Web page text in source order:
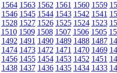
1564 1563 1562 1561 1560 1559
1546 1545 1544 1543 1542 1541
1528 1527 1526 1525 1524 1523
1510 1509 1508 1507 1506 1505
1492 1491 1490 1489 1488 1487
1474 1473 1472 1471 1470 1469
1456 1455 1454 1453 1452 1451
1438 1437 1436 1435 1434 1433